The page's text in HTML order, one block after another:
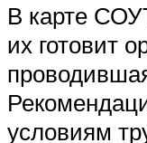
В карте
их готовит
условиям